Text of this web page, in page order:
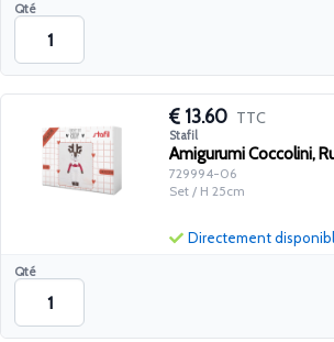
Qté
13.60 TTC
Stafil
Amigurumi Coccolini,
729994-06
Set / H 25cm
Qté
Directement